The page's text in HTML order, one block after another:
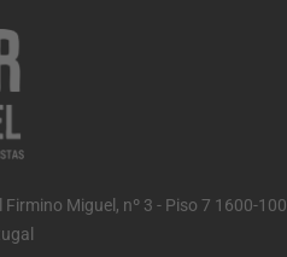
Firmino Miguel, nº 3 - Piso 7 1600-100